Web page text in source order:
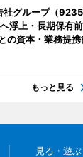
社グループ（
へ浮上・長期保
の資本・業務提
もっと見る
見る・遊ぶ